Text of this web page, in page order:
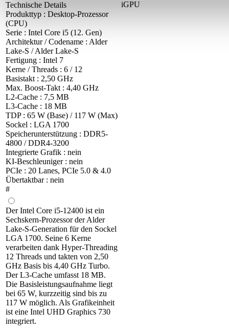
Technische Details
Produkttyp : Desktop-Prozessor
(CPU)
Serie : Intel Core i5 (12. Gen)
Architektur / Codename : Alder
Lake-S / Alder Lake-S
Fertigung : Intel 7
Kerne / Threads : 6 / 12
Basistakt : 2,50 GHz
Max. Boost-Takt : 4,40 GHz
L2-Cache : 7,5 MB
L3-Cache : 18 MB
TDP : 65 W (Base) / 117 W (Max)
Sockel : LGA 1700
Speicherunterstützung : DDR5-
4800 / DDR4-3200
Integrierte Grafik : nein
KI-Beschleuniger : nein
PCIe : 20 Lanes, PCIe 5.0 & 4.0
Übertaktbar : nein
#
iGPU
Der Intel Core i5-12400 ist ein
Sechskern-Prozessor der Alder
Lake-S-Generation für den Sockel
LGA 1700. Seine 6 Kerne
verarbeiten dank Hyper-Threading
12 Threads und takten von 2,50
GHz Basis bis 4,40 GHz Turbo.
Der L3-Cache umfasst 18 MB.
Die Basisleistungsaufnahme liegt
bei 65 W, kurzzeitig sind bis zu
117 W möglich. Als Grafikeinheit
ist eine Intel UHD Graphics 730
integriert.